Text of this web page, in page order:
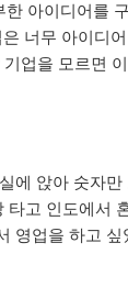
아이디어를
너무 아이디
업을 모르면
에 앉아 숫자
타고 인도에서
영업을 하고